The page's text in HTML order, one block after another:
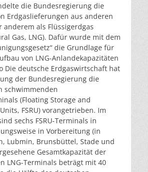
die Bundesregierung die
Erdgaslieferungen aus anderen
anderem als Flüssigerdgas
Gas, LNG). Dafür wurde mit dem
die Grundlage für
von LNG-Anlandekapazitäten
Die deutsche Erdgaswirtschaft hat
der Bundesregierung die
schwimmenden
(Floating Storage and
FSRU) vorangetrieben. Im
sechs FSRU-Terminals in
in Vorbereitung (in
Lubmin, Brunsbüttel, Stade und
Gesamtkapazität der
LNG-Terminals beträgt mit 40